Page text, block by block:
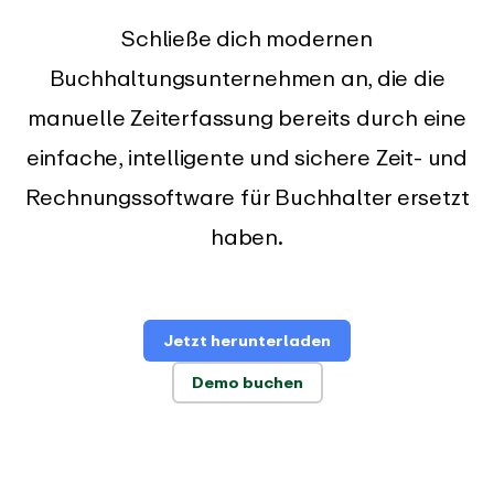
Schließe dich modernen
Buchhaltungsunternehmen an, die die
manuelle Zeiterfassung bereits durch eine
einfache, intelligente und sichere Zeit- und
Rechnungssoftware für Buchhalter ersetzt
haben.
Jetzt herunterladen
Demo buchen